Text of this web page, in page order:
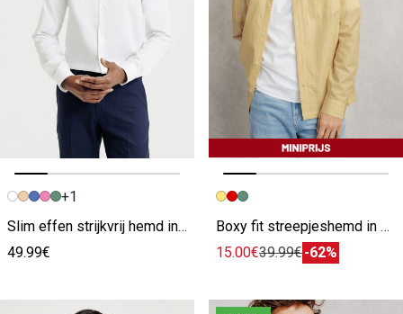
Vorige afbeelding
Volgende beeld
+1
Slim effen strijkvrij hemd in katoen
49.99€
Vorige afbeelding
Volgende beeld
Boxy fit streepjeshemd in katoen
15.00€39.99€-62%